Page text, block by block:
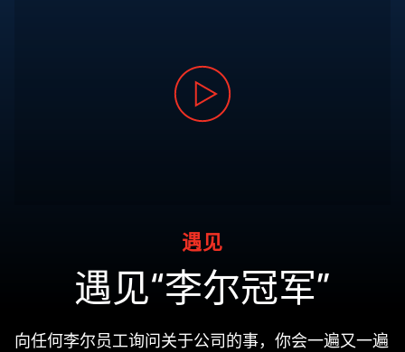
遇见
遇见“李尔冠军”
向任何李尔员工询问关于公司的事，你会一遍又一遍